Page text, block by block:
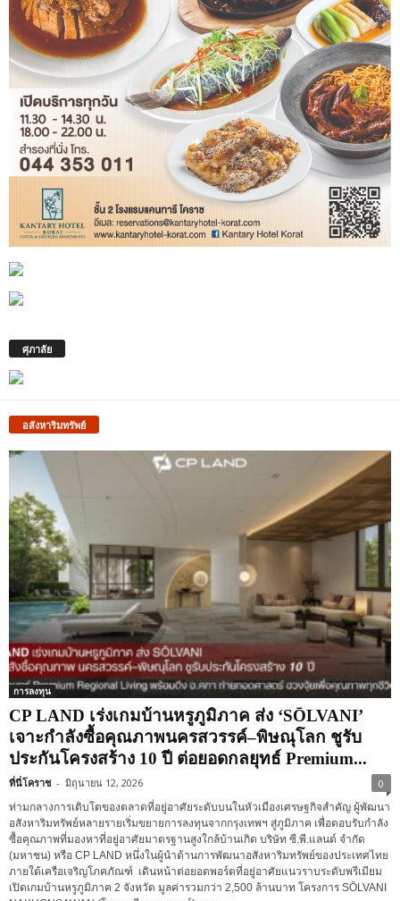
ศุภาลัย
อสังหาริมทรัพย์
การลงทุน
CP LAND เร่งเกมบ้านหรูภูมิภาค ส่ง ‘SŌLVANI’
เจาะกำลังซื้อคุณภาพนครสวรรค์–พิษณุโลก ชูรับ
ประกันโครงสร้าง 10 ปี ต่อยอดกลยุทธ์ Premium...
ที่นี่โคราช - มิถุนายน 12, 2026 0
ท่ามกลางการเติบโตของตลาดที่อยู่อาศัยระดับบนในหัวเมืองเศรษฐกิจสำคัญ ผู้พัฒนา
อสังหาริมทรัพย์หลายรายเริ่มขยายการลงทุนจากกรุงเทพฯ สู่ภูมิภาค เพื่อตอบรับกำลัง
ซื้อคุณภาพที่มองหาที่อยู่อาศัยมาตรฐานสูงใกล้บ้านเกิด บริษัท ซี.พี.แลนด์ จำกัด
(มหาชน) หรือ CP LAND หนึ่งในผู้นำด้านการพัฒนาอสังหาริมทรัพย์ของประเทศไทย
ภายใต้เครือเจริญโภคภัณฑ์ เดินหน้าต่อยอดพอร์ตที่อยู่อาศัยแนวราบระดับพรีเมียม
เปิดเกมบ้านหรูภูมิภาค 2 จังหวัด มูลค่ารวมกว่า 2,500 ล้านบาท โครงการ SŌLVANI